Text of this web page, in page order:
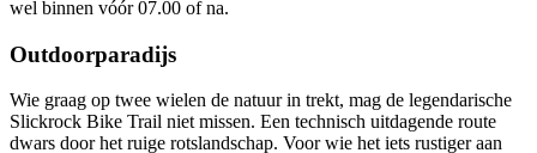
wel binnen vóór 07.00 of na.
Outdoorparadijs
Wie graag op twee wielen de natuur in trekt, mag de legendarische
Slickrock Bike Trail niet missen. Een technisch uitdagende route
dwars door het ruige rotslandschap. Voor wie het iets rustiger aan